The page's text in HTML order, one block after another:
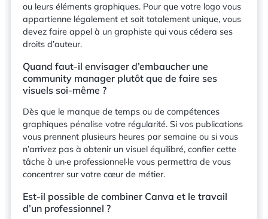
ou leurs éléments graphiques. Pour que votre logo vous
appartienne légalement et soit totalement unique, vous
devez faire appel à un graphiste qui vous cédera ses
droits d’auteur.
Quand faut-il envisager d’embaucher une
community manager plutôt que de faire ses
visuels soi-même ?
Dès que le manque de temps ou de compétences
graphiques pénalise votre régularité. Si vos publications
vous prennent plusieurs heures par semaine ou si vous
n’arrivez pas à obtenir un visuel équilibré, confier cette
tâche à un·e professionnel·le vous permettra de vous
concentrer sur votre cœur de métier.
Est-il possible de combiner Canva et le travail
d’un professionnel ?